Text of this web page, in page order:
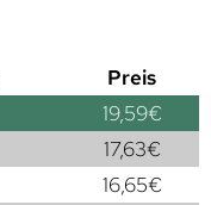
Preis
19,59€
17,63€
16,65€